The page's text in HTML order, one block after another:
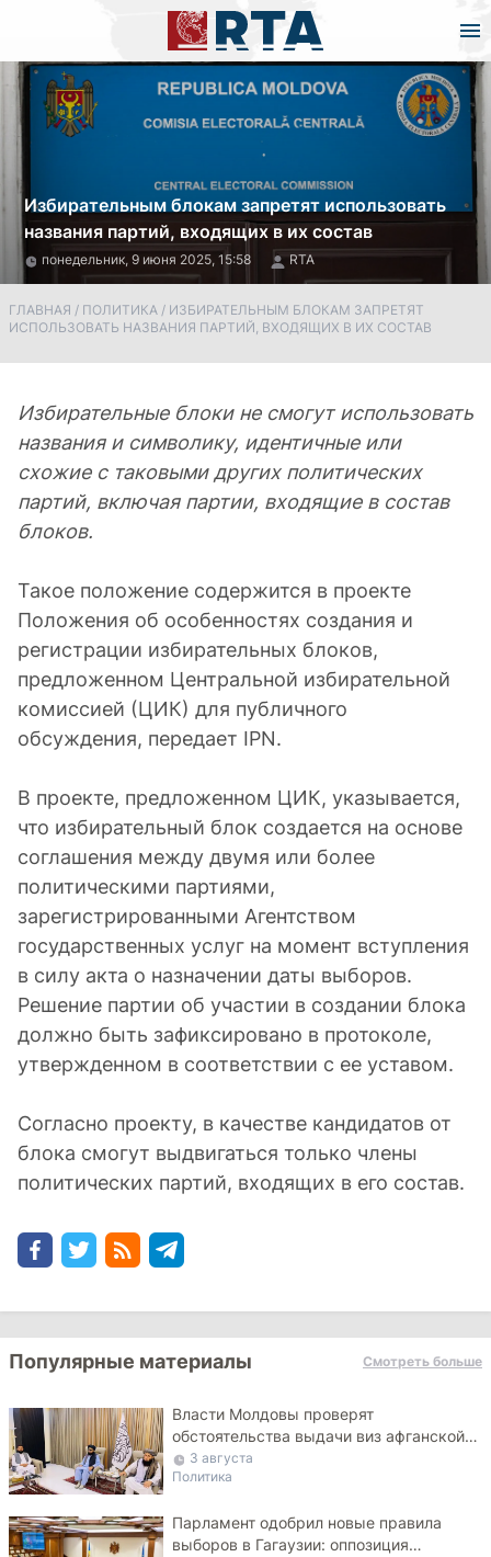
Избирательным блокам запретят использовать
названия партий, входящих в их состав
понедельник, 9 июня 2025, 15:58 RTA
ГЛАВНАЯ / ПОЛИТИКА / ИЗБИРАТЕЛЬНЫМ БЛОКАМ ЗАПРЕТЯТ
ИСПОЛЬЗОВАТЬ НАЗВАНИЯ ПАРТИЙ, ВХОДЯЩИХ В ИХ СОСТАВ
Избирательные блоки не смогут использовать
названия и символику, идентичные или
схожие с таковыми других политических
партий, включая партии, входящие в состав
блоков.
Такое положение содержится в проекте
Положения об особенностях создания и
регистрации избирательных блоков,
предложенном Центральной избирательной
комиссией (ЦИК) для публичного
обсуждения, передает IPN.
В проекте, предложенном ЦИК, указывается,
что избирательный блок создается на основе
соглашения между двумя или более
политическими партиями,
зарегистрированными Агентством
государственных услуг на момент вступления
в силу акта о назначении даты выборов.
Решение партии об участии в создании блока
должно быть зафиксировано в протоколе,
утвержденном в соответствии с ее уставом.
Согласно проекту, в качестве кандидатов от
блока смогут выдвигаться только члены
политических партий, входящих в его состав.
Популярные материалы Смотреть больше
Власти Молдовы проверят
обстоятельства выдачи виз афганской
делегации
3 августа
Политика
Парламент одобрил новые правила
выборов в Гагаузии: оппозиция